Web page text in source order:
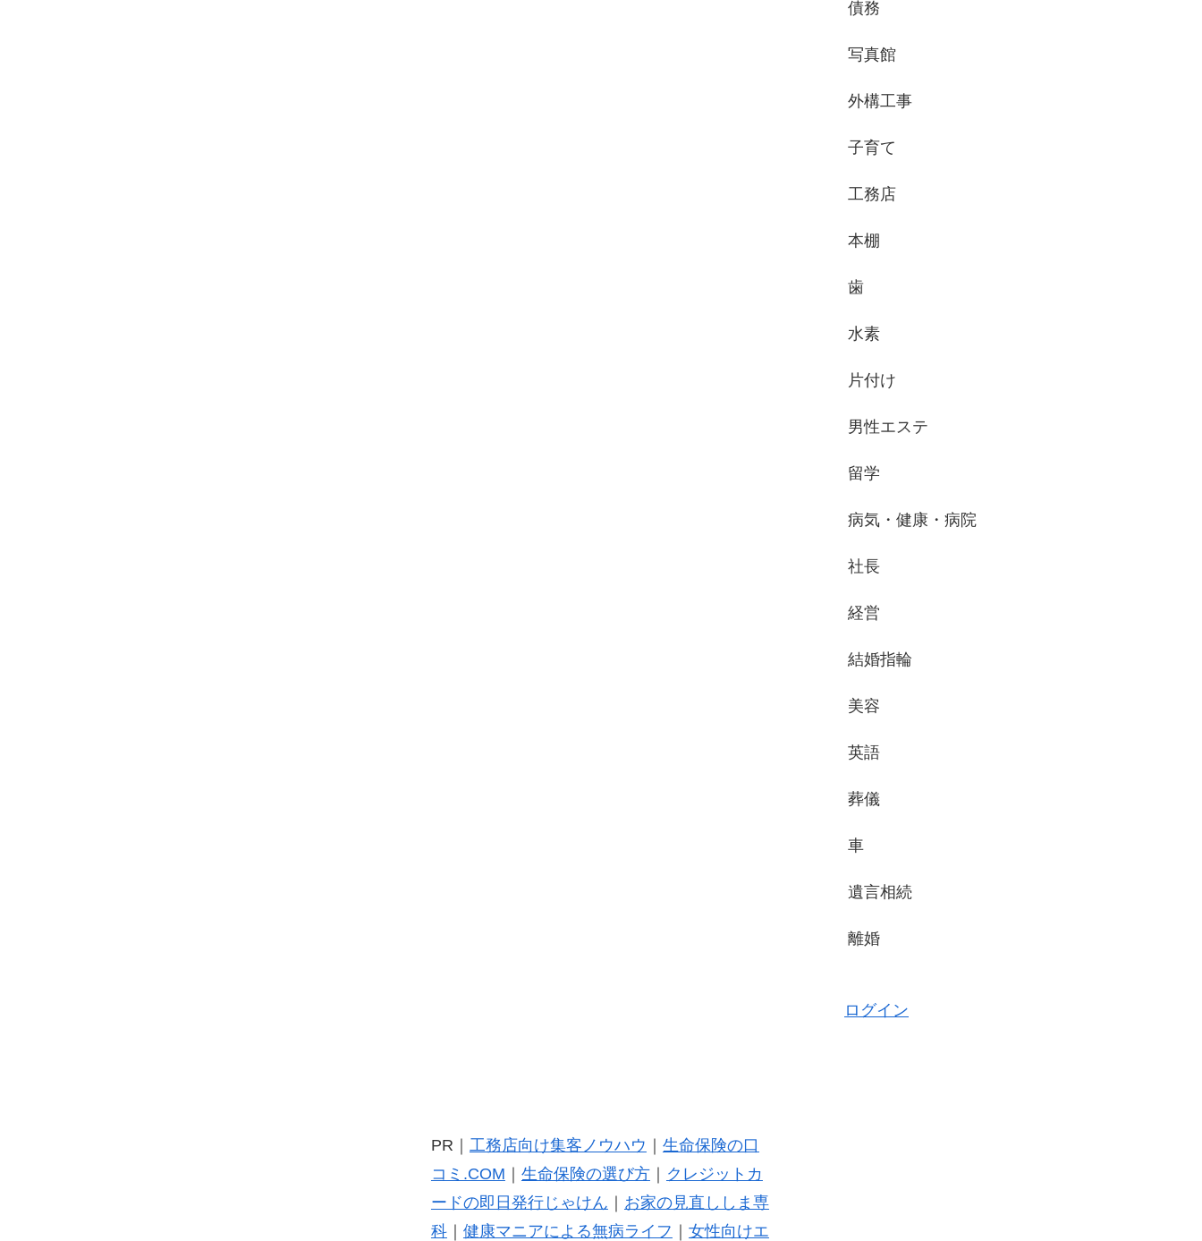
債務
写真館
外構工事
子育て
工務店
本棚
歯
水素
片付け
男性エステ
留学
病気・健康・病院
社長
経営
結婚指輪
美容
英語
葬儀
車
遺言相続
離婚
ログイン
PR｜ 工務店向け集客ノウハウ
生命保険の口
コミ.COM
生命保険の選び方｜
クレジットカ
ードの即日発行じゃけん
お家の見直ししま専
科｜ 健康マニアによる無病ライフ 女性向けエ